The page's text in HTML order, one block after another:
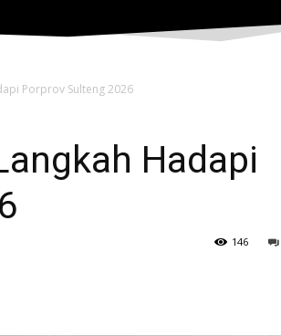
Porprov Sulteng 2026
Hadapi
146